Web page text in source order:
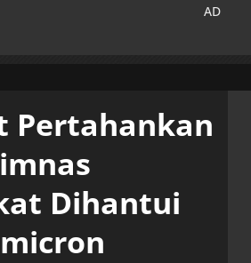
Pertahankan
Dihantui